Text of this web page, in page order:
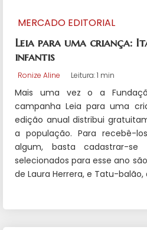
MERCADO EDITORIAL
Leia para uma criança:
infantis
Ronize Aline Leitura: 1 min
Mais uma vez o a
campanha Leia para uma
edição anual distribui
a população. Para recebê-
algum, basta cadastrar-
selecionados para esse ano
de Laura Herrera, e Tatu-balão,